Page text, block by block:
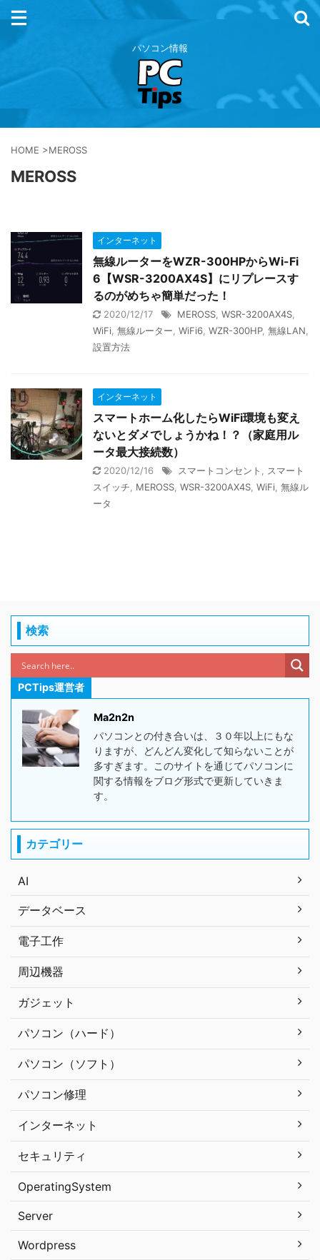
パソコン情報
HOME >MEROSS
MEROSS
インターネット
無線ルーターをWZR-300HPからWi-Fi
6【WSR-3200AX4S】にリプレースす
るのがめちゃ簡単だった！
2020/12/17 MEROSS WSR-3200AX4S
WiFi 無線ルーター WiFi6 WZR-300HP, 無線LAN
設置方法
インターネット
スマートホーム化したらWiFi環境も変え
ないとダメでしょうかね！？（家庭用ル
ータ最大接続数）
2020/12/16 スマートコンセント
スマート
スイッチ
MEROSS WSR-3200AX4S WiFi 無線ル
ータ
検索
PCTips運営者
Ma2n2n
パソコンとの付き合いは、３０年以上にもな
りますが、どんどん変化して知らないことが
多すぎます。このサイトを通じてパソコンに
関する情報をブログ形式で更新していきま
す。
カテゴリー
AI
データベース
電子工作
周辺機器
ガジェット
パソコン（ハード）
パソコン（ソフト）
パソコン修理
インターネット
セキュリティ
OperatingSystem
Server
Wordpress